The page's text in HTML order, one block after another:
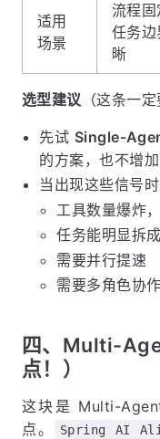
适用
场景
流程固
任务
晰
选型建议 （这条一
先试 Single-
的方案，也不增
当出现这些信号
工具数量爆炸
任务能明显拆
需要并行提速
需要多角色协
四、Multi-
点！）
这块是 Multi-
点。
Spring AI